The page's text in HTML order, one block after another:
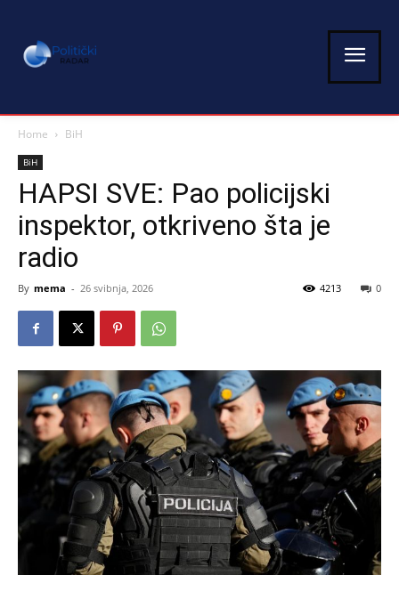
Home BiH
BiH
HAPSI SVE: Pao policijski
inspektor, otkriveno šta je
radio
By mema - 26 svibnja, 2026 0
4213